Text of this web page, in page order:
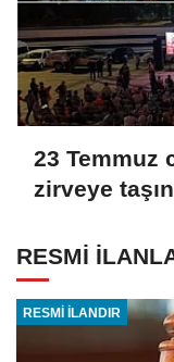
23 Temmuz
zirveye
RESMİ
RESMİ İLANDIR